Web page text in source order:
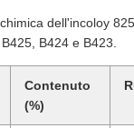
dell'incoloy
B424 e B423.
Contenuto
(%)